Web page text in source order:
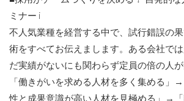
ミナー i
不人気業種を経営する中で、試行錯誤の
術をすべてお伝えまします。ある会社で
だ実績がないにも関わらず定員の倍の人が
「働きがいを求める人材を多く集める」
性と成果意識が高い人材を見極める」→